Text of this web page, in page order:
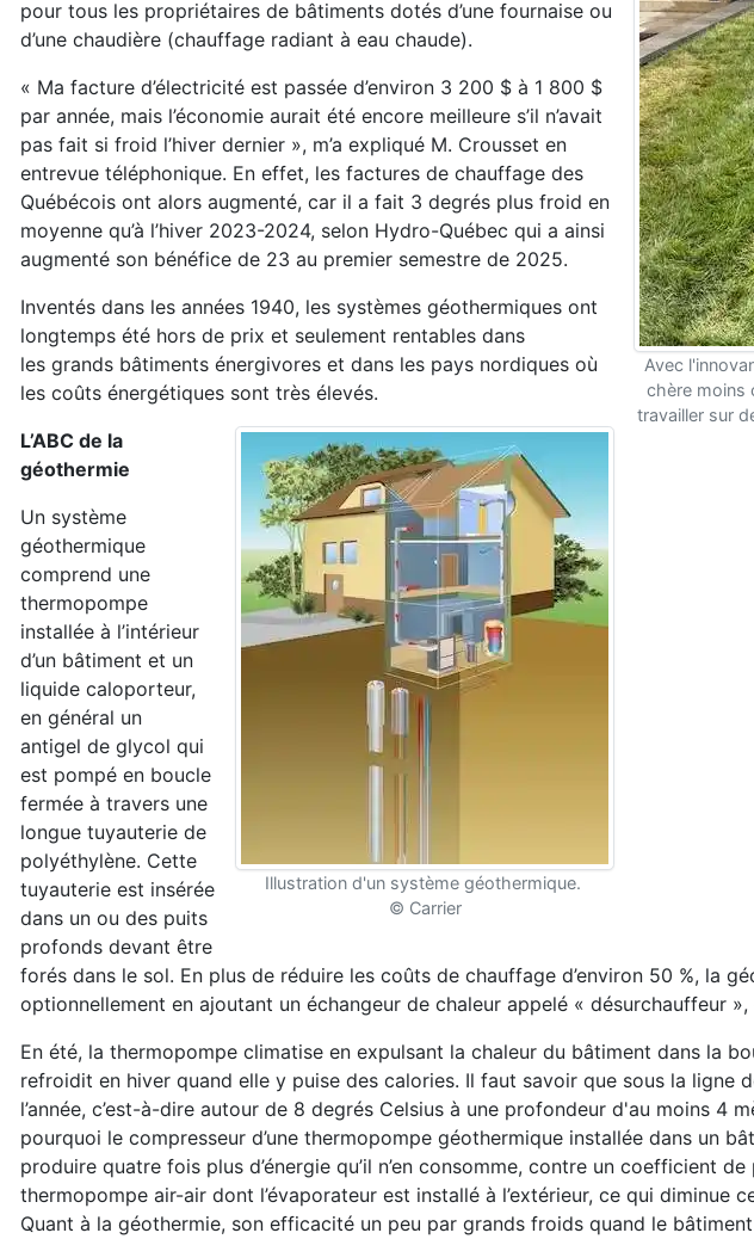
Avec
chère moins
travailler sur
pour tous les propriétaires de bâtiments dotés d’une fournaise ou
d’une chaudière (chauffage radiant à eau chaude).
« Ma facture d’électricité est passée d’environ 3 200 $ à 1 800 $
par année, mais l’économie aurait été encore meilleure s’il n’avait
pas fait si froid l’hiver dernier », m’a expliqué M. Crousset en
entrevue téléphonique. En effet, les factures de chauffage des
Québécois ont alors augmenté, car il a fait 3 degrés plus froid en
moyenne qu’à l’hiver 2023-2024, selon Hydro-Québec qui a ainsi
augmenté son bénéfice de 23 au premier semestre de 2025.
Inventés dans les années 1940, les systèmes géothermiques ont
longtemps été hors de prix et seulement rentables dans
les grands bâtiments énergivores et dans les pays nordiques où
les coûts énergétiques sont très élevés.
Illustration d'un système géothermique.
© Carrier
L’ABC de la
géothermie
Un système
géothermique
comprend une
thermopompe
installée à l’intérieur
d’un bâtiment et un
liquide caloporteur,
en général un
antigel de glycol qui
est pompé en boucle
fermée à travers une
longue tuyauterie de
polyéthylène. Cette
tuyauterie est insérée
dans un ou des puits
profonds devant être
forés dans le sol. En plus de réduire les coûts de chauffage d’environ 50 %, la
optionnellement en ajoutant un échangeur de chaleur appelé « désurchauffeur »,
En été, la thermopompe climatise en expulsant la chaleur du bâtiment dans la
refroidit en hiver quand elle y puise des calories. Il faut savoir que sous la ligne
l’année, c’est-à-dire autour de 8 degrés Celsius à une profondeur d'au moins 4
pourquoi le compresseur d’une thermopompe géothermique installée dans un
produire quatre fois plus d’énergie qu’il n’en consomme, contre un coefficient de
thermopompe air-air dont l’évaporateur est installé à l’extérieur, ce qui diminue
Quant à la géothermie, son efficacité un peu par grands froids quand le